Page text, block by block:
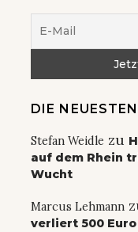
DIE
Stefan Weidle zu
auf dem Rhein
Wucht
Marcus Lehmann
verliert 500